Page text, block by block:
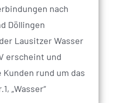
nach
Döllingen
Lausitzer Wasser
erscheint und
rund um das
„Wasser“